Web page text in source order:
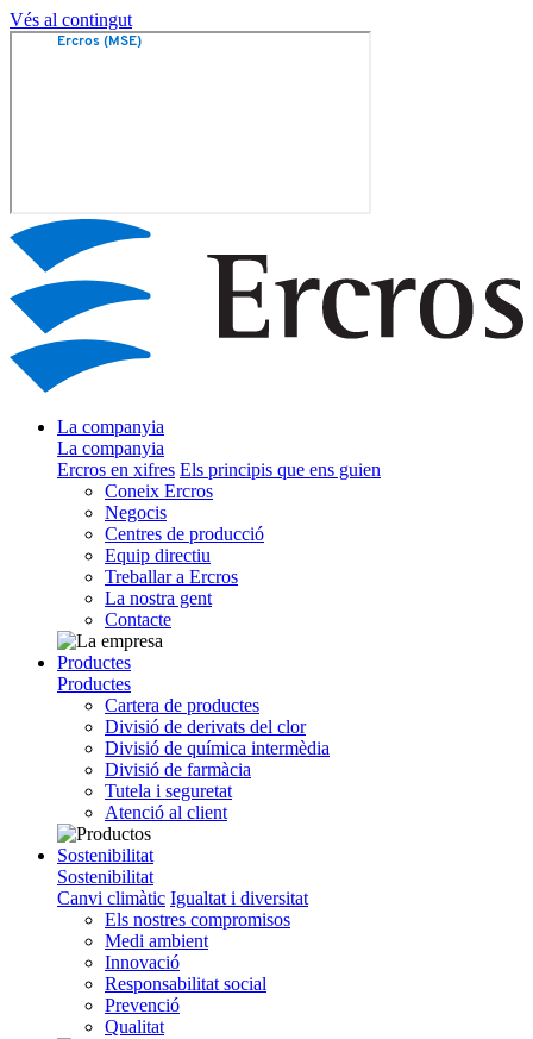
Vés al contingut
La companyia
La companyia
Ercros en xifres Els principis que ens guien
Coneix Ercros
Negocis
Centres de producció
Equip directiu
Treballar a Ercros
La nostra gent
Contacte
Productes
Productes
Cartera de productes
Divisió de derivats del clor
Divisió de química intermèdia
Divisió de farmàcia
Tutela i seguretat
Atenció al client
Sostenibilitat
Sostenibilitat
Canvi climàtic Igualtat i diversitat
Els nostres compromisos
Medi ambient
Innovació
Responsabilitat social
Prevenció
Qualitat